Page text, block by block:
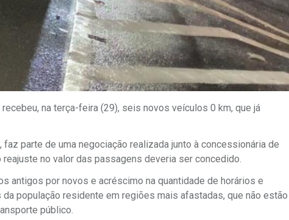
na terça-feira (29), seis novos veículos 0 km, que já
parte de uma negociação realizada junto à concessionária de
no valor das passagens deveria ser concedido.
antigos por novos e acréscimo na quantidade de horários e
população residente em regiões mais afastadas, que não estão
público.